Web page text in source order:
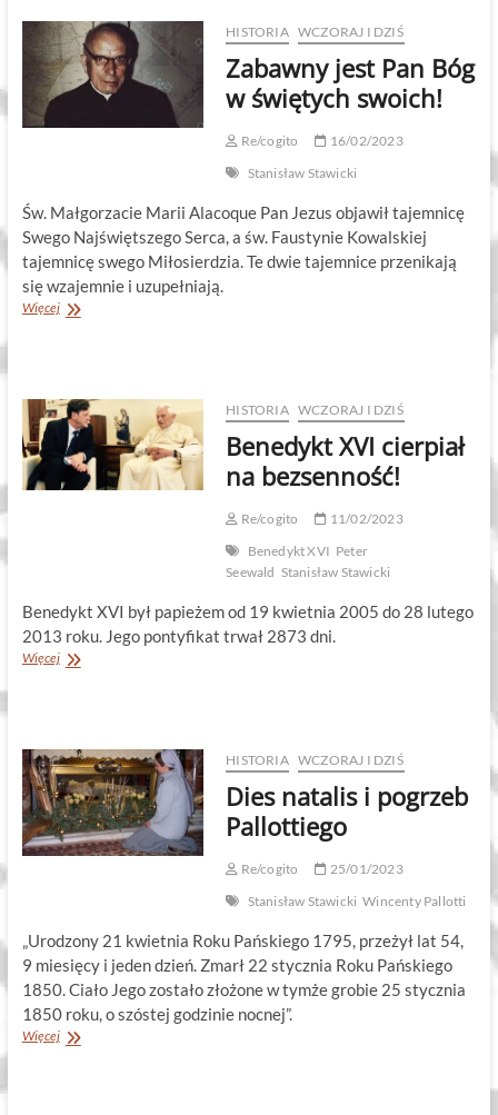
Stein
HISTORIA WCZORAJ I DZIŚ
Zabawny jest Pan Bóg
w świętych swoich!
Re/cogito
16/02/2023
Stanisław Stawicki
Św. Małgorzacie Marii Alacoque Pan Jezus objawił tajemnicę
Swego Najświętszego Serca, a św. Faustynie Kowalskiej
tajemnicę swego Miłosierdzia. Te dwie tajemnice przenikają
się wzajemnie i uzupełniają.
WięcejZabawny
świętych
swoich!
HISTORIA WCZORAJ I DZIŚ
Benedykt XVI cierpiał
na bezsenność!
Re/cogito
11/02/2023
Benedykt XVI Peter
Seewald Stanisław Stawicki
Benedykt XVI był papieżem od 19 kwietnia 2005 do 28 lutego
2013 roku. Jego pontyfikat trwał 2873 dni.
WięcejBenedykt
HISTORIA WCZORAJ I DZIŚ
Dies natalis i pogrzeb
Pallottiego
Re/cogito
25/01/2023
Stanisław Stawicki Wincenty Pallotti
„Urodzony 21 kwietnia Roku Pańskiego 1795, przeżył lat 54,
9 miesięcy i jeden dzień. Zmarł 22 stycznia Roku Pańskiego
1850. Ciało Jego zostało złożone w tymże grobie 25 stycznia
1850 roku, o szóstej godzinie nocnej”.
WięcejDies